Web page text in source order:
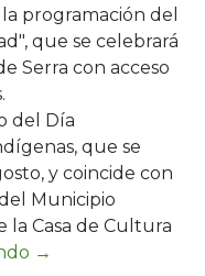
programación del
que se celebrará
Serra con acceso
del Día
que se
y coincide con
Municipio
la Casa de Cultura